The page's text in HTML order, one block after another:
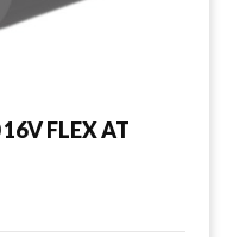
FLEX AT